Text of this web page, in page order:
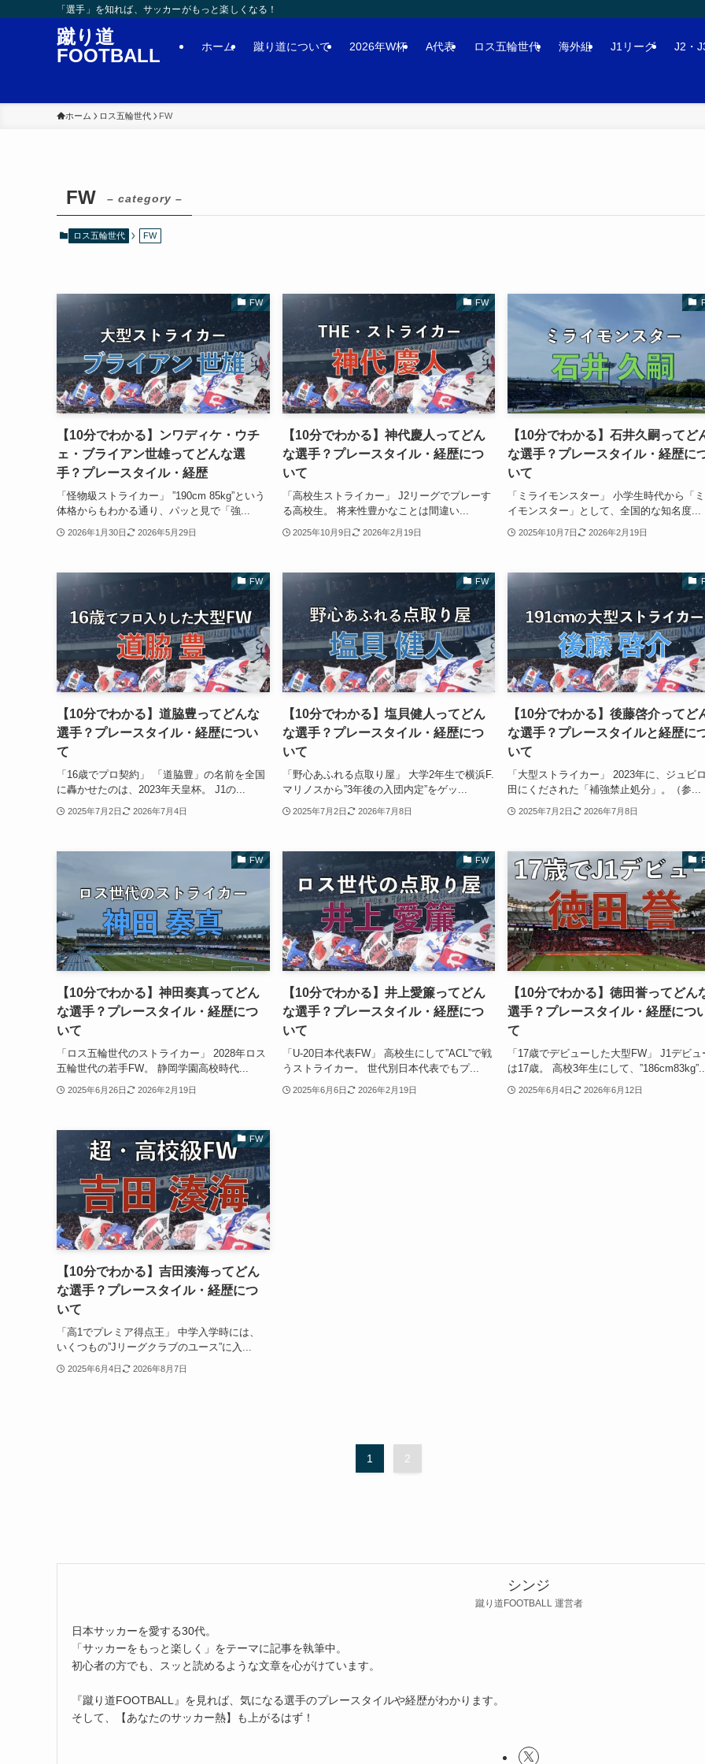
「選手」を知れば、サッカーがもっと楽しくなる！
蹴り道
FOOTBALL
ホーム 蹴り道について 2026年W杯 A代表 ロス五輪世代 海外組 J1リーグ J2・
ホーム ロス五輪世代 FW
FW – category –
ロス五輪世代 FW
FW
【10分でわかる】ンワディケ・ウチ
ェ・ブライアン世雄ってどんな選
手？プレースタイル・経歴
「怪物級ストライカー」 ”190cm 85kg”という
体格からもわかる通り、パッと見で「強...
2026年1月30日 2026年5月29日
FW
【10分でわかる】神代慶人ってどん
な選手？プレースタイル・経歴につ
いて
「高校生ストライカー」 J2リーグでプレーす
る高校生。 将来性豊かなことは間違い...
2025年10月9日 2026年2月19日
【10分でわかる】石井久嗣ってど
な選手？プレースタイル・経歴に
いて
「ミライモンスター」 小学生時代から「
イモンスター」として、全国的な知名度...
2025年10月7日 2026年2月19日
FW
【10分でわかる】道脇豊ってどんな
選手？プレースタイル・経歴につい
て
「16歳でプロ契約」 「道脇豊」の名前を全国
に轟かせたのは、2023年天皇杯。 J1の...
2025年7月2日 2026年7月4日
FW
【10分でわかる】塩貝健人ってどん
な選手？プレースタイル・経歴につ
いて
「野心あふれる点取り屋」 大学2年生で横浜F.
マリノスから”3年後の入団内定”をゲッ...
2025年7月2日 2026年7月8日
【10分でわかる】後藤啓介ってど
な選手？プレースタイルと経歴に
いて
「大型ストライカー」 2023年に、ジュビ
田にくだされた「補強禁止処分」。（参...
2025年7月2日 2026年7月8日
FW
【10分でわかる】神田奏真ってどん
な選手？プレースタイル・経歴につ
いて
「ロス五輪世代のストライカー」 2028年ロス
五輪世代の若手FW。 静岡学園高校時代...
2025年6月26日 2026年2月19日
FW
【10分でわかる】井上愛簾ってどん
な選手？プレースタイル・経歴につ
いて
「U-20日本代表FW」 高校生にして”ACL”で戦
うストライカー。 世代別日本代表でもプ...
2025年6月6日 2026年2月19日
【10分でわかる】徳田誉ってどん
選手？プレースタイル・経歴につ
て
「17歳でデビューした大型FW」 J1デビュ
は17歳。 高校3年生にして、
2025年6月4日 2026年6月12日
FW
【10分でわかる】吉田湊海ってどん
な選手？プレースタイル・経歴につ
いて
「高1でプレミア得点王」 中学入学時には、
いくつもの”Jリーグクラブのユース”に入...
2025年6月4日 2026年8月7日
1 2
シンジ
蹴り道FOOTBALL 運営者
日本サッカーを愛する30代。
「サッカーをもっと楽しく」をテーマに記事を執筆中。
初心者の方でも、スッと読めるような文章を心がけています。
『蹴り道FOOTBALL』を見れば、気になる選手のプレースタイルや経歴がわかります。
そして、【あなたのサッカー熱】も上がるはず！